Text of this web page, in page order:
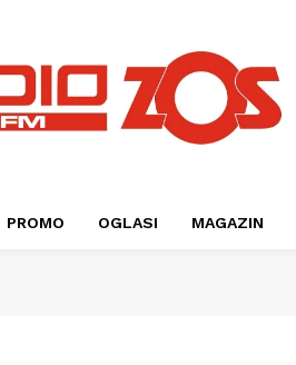
PROMO OGLASI MAGAZIN